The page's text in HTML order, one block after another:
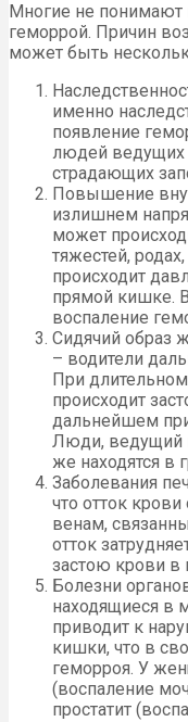
Многие не понимают
геморрой. Причин
может быть
именно
появление
людей ведущих
страдающих
Повышение
излишнем
может
тяжестей,
происходит
прямой кишке. В
воспаление
Сидячий образ
– водители
При
происходит
дальнейшем
Люди, ведущий
же находятся в
Заболевания
что отток
венам,
отток
застою крови в
Болезни
находящиеся в
приводит к
кишки, что в
геморроя. У
(воспаление
простатит